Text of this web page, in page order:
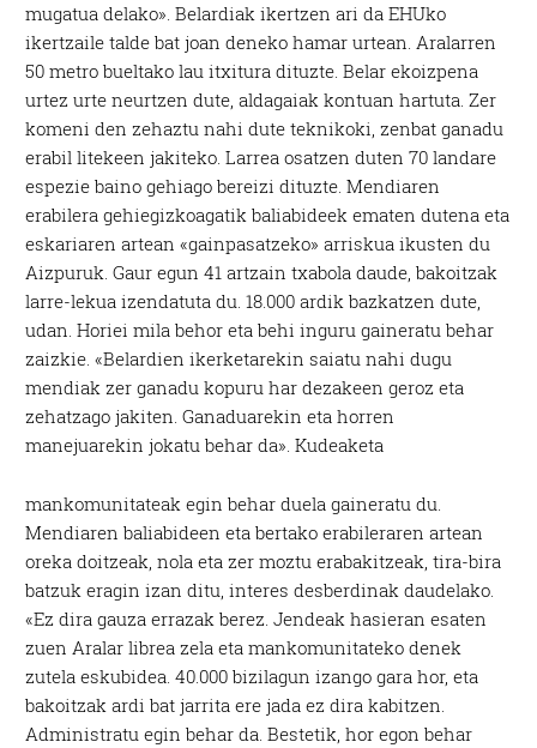
mugatua delako». Belardiak ikertzen ari da EHUko
ikertzaile talde bat joan deneko hamar urtean. Aralarren
50 metro bueltako lau itxitura dituzte. Belar ekoizpena
urtez urte neurtzen dute, aldagaiak kontuan hartuta. Zer
komeni den zehaztu nahi dute teknikoki, zenbat ganadu
erabil litekeen jakiteko. Larrea osatzen duten 70 landare
espezie baino gehiago bereizi dituzte. Mendiaren
erabilera gehiegizkoagatik baliabideek ematen dutena eta
eskariaren artean «gainpasatzeko» arriskua ikusten du
Aizpuruk. Gaur egun 41 artzain txabola daude, bakoitzak
larre-lekua izendatuta du. 18.000 ardik bazkatzen dute,
udan. Horiei mila behor eta behi inguru gaineratu behar
zaizkie. «Belardien ikerketarekin saiatu nahi dugu
mendiak zer ganadu kopuru har dezakeen geroz eta
zehatzago jakiten. Ganaduarekin eta horren
manejuarekin jokatu behar da».Kudeaketa
mankomunitateak egin behar duela gaineratu du.
Mendiaren baliabideen eta bertako erabileraren artean
oreka doitzeak, nola eta zer moztu erabakitzeak, tira-bira
batzuk eragin izan ditu, interes desberdinak daudelako.
«Ez dira gauza errazak berez. Jendeak hasieran esaten
zuen Aralar librea zela eta mankomunitateko denek
zutela eskubidea. 40.000 bizilagun izango gara hor, eta
bakoitzak ardi bat jarrita ere jada ez dira kabitzen.
Administratu egin behar da. Bestetik, hor egon behar